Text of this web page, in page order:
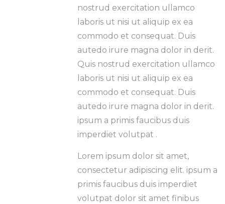
nostrud exercitation ullamco
laboris ut nisi ut aliquip ex ea
commodo et consequat. Duis
autedo irure magna dolor in derit.
Quis nostrud exercitation ullamco
laboris ut nisi ut aliquip ex ea
commodo et consequat. Duis
autedo irure magna dolor in derit.
ipsum a primis faucibus duis
imperdiet volutpat .
Lorem ipsum dolor sit amet,
consectetur adipiscing elit. ipsum a
primis faucibus duis imperdiet
volutpat dolor sit amet finibus